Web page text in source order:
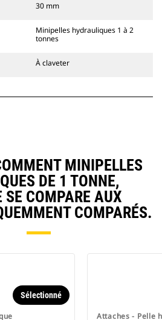
30 mm
Minipelles hydrauliques 1 à 2
tonnes
À claveter
MINIPELLES
DE 1 TONNE,
SE COMPARE AUX
COMPARÉS.
Sélectionné
Attaches - Pelle